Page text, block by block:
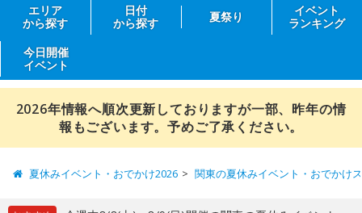
エリア
から探す
日付
から探す
夏祭り
イベント
ランキング
今日開催
イベント
2026年情報へ順次更新しておりますが一部、昨年の情
報もございます。予めご了承ください。
夏休みイベント・おでかけ2026 関東の夏休みイベント・おでかけ